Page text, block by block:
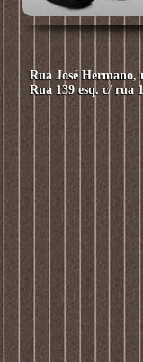
Rua José Hermano,
Rua 139 esq. c/ rua